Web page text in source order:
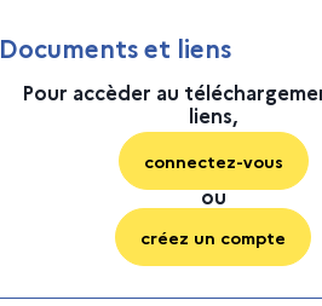
Documents et liens
Pour accèder au
liens,
connectez-vous
ou
créez un compte